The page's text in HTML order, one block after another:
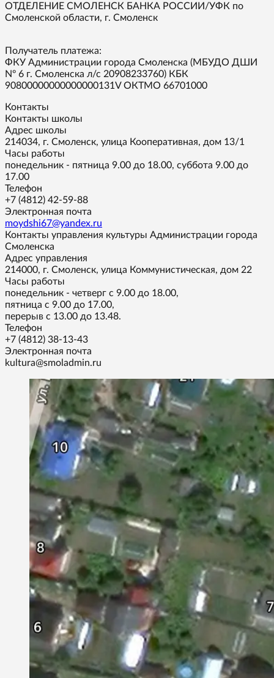
ОТДЕЛЕНИЕ СМОЛЕНСК БАНКА РОССИИ/УФК по
Смоленской области, г. Смоленск
Получатель платежа:
ФКУ Администрации города Смоленска (МБУДО ДШИ
Nº 6 г. Смоленска л/с 20908233760) КБК
90800000000000000131V ОКТМО 66701000
Контакты
Контакты школы
Адрес школы
214034, г. Смоленск, улица Кооперативная, дом 13/1
Часы работы
понедельник - пятница 9.00 до 18.00, суббота 9.00 до
17.00
Телефон
+7 (4812) 42-59-88
Электронная почта
moydshi67@yandex.ru
Контакты управления культуры Администрации города
Смоленска
Адрес управления
214000, г. Смоленск, улица Коммунистическая, дом 22
Часы работы
понедельник - четверг с 9.00 до 18.00,
пятница с 9.00 до 17.00,
перерыв с 13.00 до 13.48.
Телефон
+7 (4812) 38-13-43
Электронная почта
kultura@smoladmin.ru